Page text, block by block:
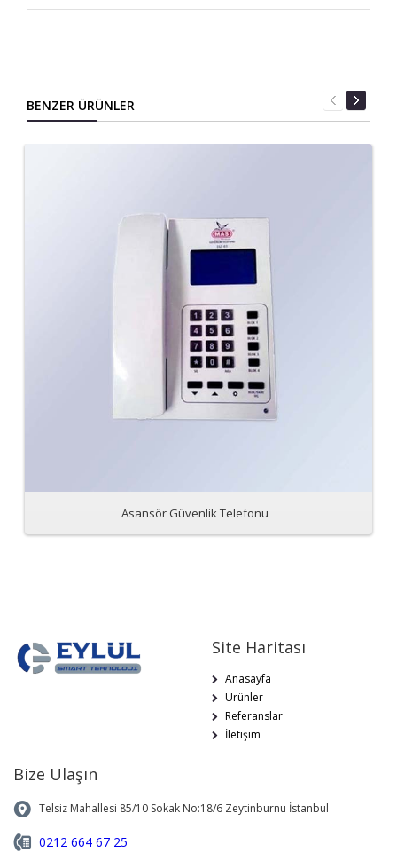
BENZER ÜRÜNLER
Asansör Güvenlik Telefonu
Site Haritası
Anasayfa
Ürünler
Referanslar
İletişim
Bize Ulaşın
Telsiz Mahallesi 85/10 Sokak No:18/6 Zeytinburnu İstanbul
0212 664 67 25